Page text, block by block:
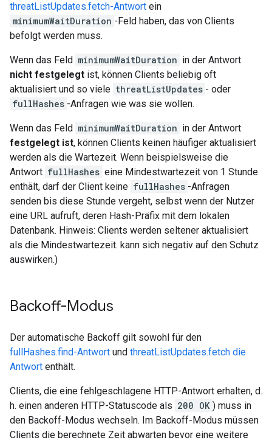
threatListUpdates.fetch-Antwort ein
minimumWaitDuration -Feld haben, das von Clients
befolgt werden muss.
Wenn das Feld minimumWaitDuration in der Antwort
nicht festgelegt ist, können Clients beliebig oft
aktualisiert und so viele threatListUpdates - oder
fullHashes -Anfragen wie was sie wollen.
Wenn das Feld minimumWaitDuration in der Antwort
festgelegt ist, können Clients keinen häufiger aktualisiert
werden als die Wartezeit. Wenn beispielsweise die
Antwort fullHashes eine Mindestwartezeit von 1 Stunde
enthält, darf der Client keine fullHashes -Anfragen
senden bis diese Stunde vergeht, selbst wenn der Nutzer
eine URL aufruft, deren Hash-Präfix mit dem lokalen
Datenbank. Hinweis: Clients werden seltener aktualisiert
als die Mindestwartezeit. kann sich negativ auf den Schutz
auswirken.)
Backoff-Modus
Der automatische Backoff gilt sowohl für den
fullHashes.find-Antwort und threatListUpdates.fetch die
Antwort enthält.
Clients, die eine fehlgeschlagene HTTP-Antwort erhalten, d.
h. einen anderen HTTP-Statuscode als 200 OK ) muss in
den Backoff-Modus wechseln. Im Backoff-Modus müssen
Clients die berechnete Zeit abwarten bevor eine weitere